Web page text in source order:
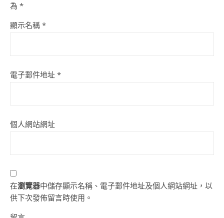
為 *
顯示名稱 *
電子郵件地址 *
個人網站網址
在瀏覽器中儲存顯示名稱、電子郵件地址及個人網站網址，以
供下次發佈留言時使用。